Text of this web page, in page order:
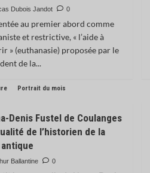
Dubois Jandot 0
au premier abord comme
et restrictive, « l’aide à
» (euthanasie) proposée par le
de la...
Portrait du mois
Denis Fustel de Coulanges
de l’historien de la
Ballantine 0